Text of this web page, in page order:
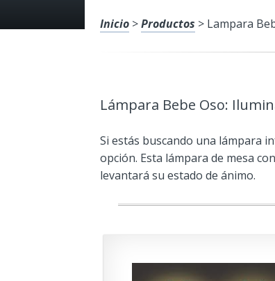
Inicio >Productos > Lampara
Lámpara Bebe Oso:
Si estás buscando una lámpara
opción. Esta lámpara de mesa
levantará su estado de ánimo.